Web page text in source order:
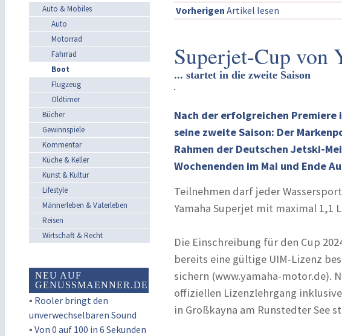
Auto & Mobiles
Auto
Motorrad
Fahrrad
Boot
Flugzeug
Oldtimer
Bücher
Gewinnspiele
Kommentar
Küche & Keller
Kunst & Kultur
Lifestyle
Männerleben & Vaterleben
Reisen
Wirtschaft & Recht
NEU AUF
GENUSSMAENNER.DE
▪ Rooler bringt den
unverwechselbaren Sound
▪ Von 0 auf 100 in 6 Sekunden
Vorherigen Artikel lesen
Superjet-Cup von
... startet in die zweite Saison
Nach der erfolgreichen Premiere
seine zweite Saison: Der
Rahmen der Deutschen Jetski-
Wochenenden im Mai und Ende
Teilnehmen darf jeder
Yamaha Superjet mit maximal 1,1
Die Einschreibung für den Cup
bereits eine gültige UIM-Lizenz
sichern (www.yamaha-motor.de).
offiziellen Lizenzlehrgang
in Großkayna am Runstedter See